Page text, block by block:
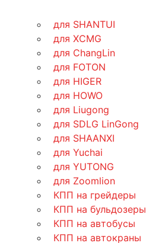
для SHANTUI
для XCMG
для ChangLin
для FOTON
для HIGER
для HOWO
для Liugong
для SDLG LinGong
для SHAANXI
для Yuchai
для YUTONG
для Zoomlion
КПП на грейдеры
КПП на бульдозеры
КПП на автобусы
КПП на автокраны